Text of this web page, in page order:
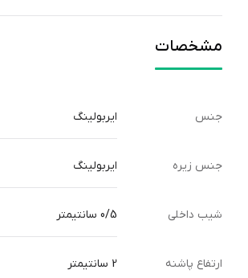
مشخصات
جنس ایربولینگ
جنس زیره ایربولینگ
شیب داخلی
ارتفاع پاشنه